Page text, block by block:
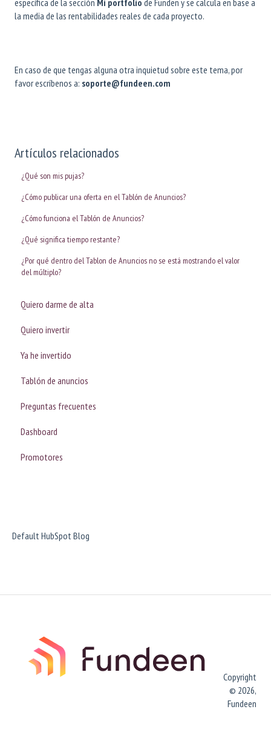
la media de las rentabilidades reales de cada proyecto.
En caso de que tengas alguna otra inquietud sobre este tema, por
favor escríbenos a: soporte@fundeen.com
Artículos relacionados
¿Qué son mis pujas?
¿Cómo publicar una oferta en el Tablón de Anuncios?
¿Cómo funciona el Tablón de Anuncios?
¿Qué significa tiempo restante?
¿Por qué dentro del Tablon de Anuncios no se está mostrando el valor
del múltiplo?
Quiero darme de alta
Quiero invertir
Ya he invertido
Tablón de anuncios
Preguntas frecuentes
Dashboard
Promotores
Default HubSpot Blog
Copyright
© 2026,
Fundeen